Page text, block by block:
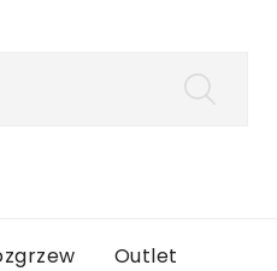
Outlet
ulubionych, musisz
Zaloguj się